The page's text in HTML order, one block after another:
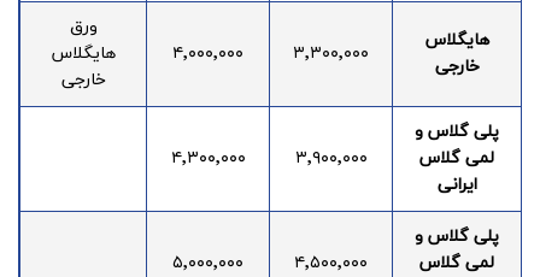
هایگلاس
خارجی
۳٬۳۰۰٬۰۰۰ ۴٬۰۰۰٬۰۰۰
ورق
هایگلاس
خارجی
پلی گلاس و
لمی گلاس
ایرانی
۳٬۹۰۰٬۰۰۰ ۴٬۳۰۰٬۰۰۰
پلی گلاس و
لمی گلاس
۴٬۵۰۰٬۰۰۰ ۵٬۰۰۰٬۰۰۰